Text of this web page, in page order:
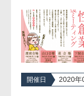
開催日 2020年